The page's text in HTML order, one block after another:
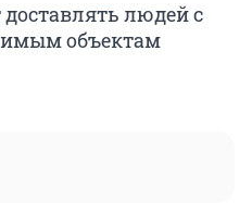
людей с
объектам